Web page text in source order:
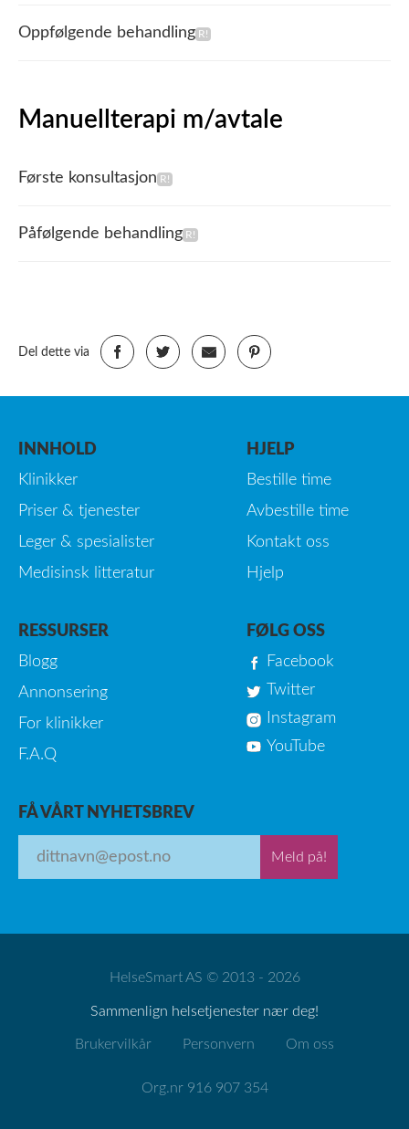
Oppfølgende behandling
Manuellterapi m/avtale
Første konsultasjon
Påfølgende behandling
Del dette via
INNHOLD
Klinikker
Priser & tjenester
Leger & spesialister
Medisinsk litteratur
HJELP
Bestille time
Avbestille time
Kontakt oss
Hjelp
RESSURSER
Blogg
Annonsering
For klinikker
F.A.Q
FØLG OSS
Facebook
Twitter
Instagram
YouTube
FÅ VÅRT NYHETSBREV
Meld på!
HelseSmart AS © 2013 - 2026
Sammenlign helsetjenester nær deg!
Brukervilkår Personvern Om oss
Org.nr 916 907 354